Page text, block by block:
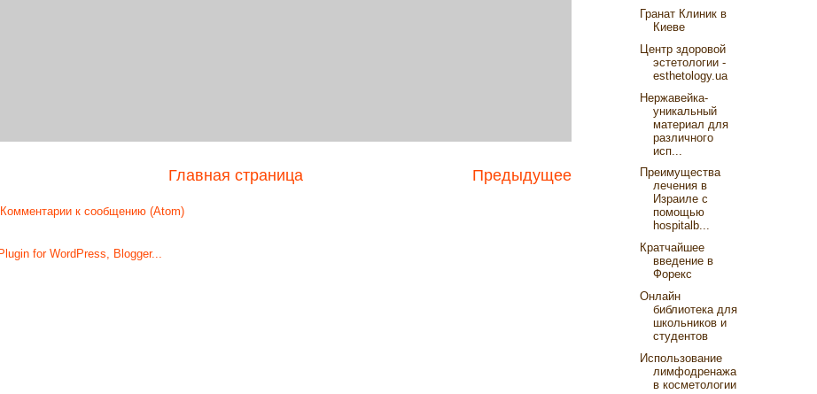
Предыдущее
Главная страница
Комментарии к сообщению (Atom)
Гранат Клиник в
Киеве
Центр здоровой
эстетологии -
esthetology.ua
Нержавейка-
уникальный
материал для
различного
исп...
Преимущества
лечения в
Израиле с
помощью
hospitalb...
Кратчайшее
введение в
Форекс
Онлайн
библиотека для
школьников и
студентов
Использование
лимфодренажа
в косметологии